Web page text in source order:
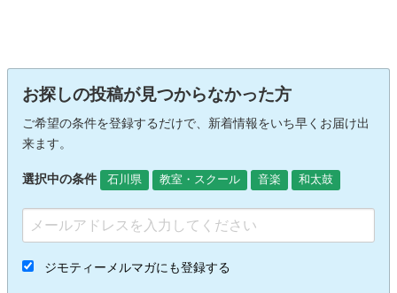
お探しの投稿が見つからなかった方
ご希望の条件を登録するだけで、新着情報をいち早くお届け出
来ます。
選択中の条件 石川県 教室・スクール 音楽 和太鼓
ジモティーメルマガにも登録する